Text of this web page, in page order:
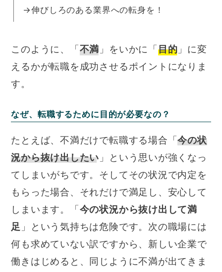
→伸びしろのある業界への転身を！
このように、「不満 」をいかに「目的 」に変
えるかが転職を成功させるポイントになりま
す。
なぜ、転職するために目的が必要なの？
たとえば、不満だけで転職する場合「今の状
況から抜け出したい 」という思いが強くなっ
てしまいがちです。そしてその状況で内定を
もらった場合、それだけで満足し、安心して
しまいます。「今の状況から抜け出して満
足 」という気持ちは危険です。次の職場には
何も求めていない訳ですから、新しい企業で
働きはじめると、同じように不満が出てきま